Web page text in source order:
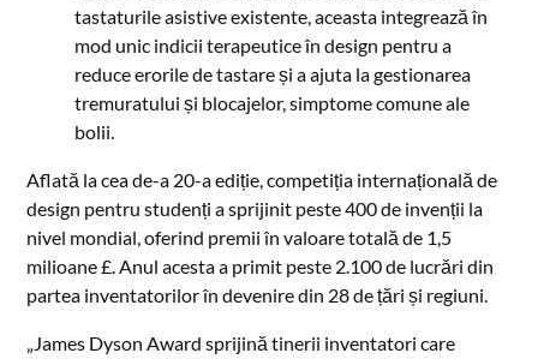
tastaturile asistive existente, aceasta integrează în
mod unic indicii terapeutice în design pentru a
reduce erorile de tastare și a ajuta la gestionarea
tremuratului și blocajelor, simptome comune ale
bolii.
Aflată la cea de-a 20-a ediție, competiția internațională de
design pentru studenți a sprijinit peste 400 de invenții la
nivel mondial, oferind premii în valoare totală de 1,5
milioane £. Anul acesta a primit peste 2.100 de lucrări din
partea inventatorilor în devenire din 28 de țări și regiuni.
„James Dyson Award sprijină tinerii inventatori care